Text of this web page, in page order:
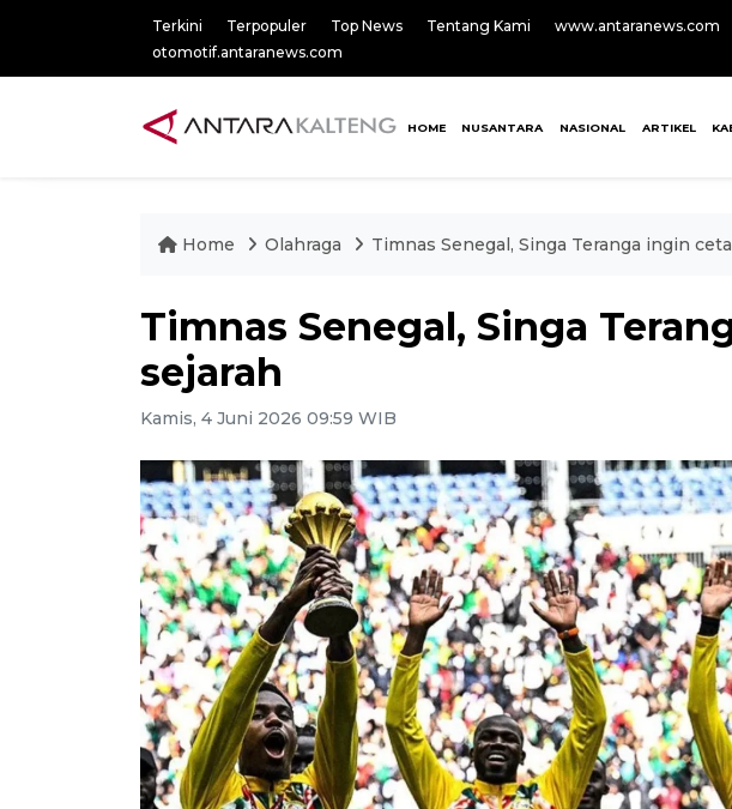
Terkini Terpopuler Top News Tentang Kami www.antaranews.com
otomotif.antaranews.com
HOME NUSANTARA NASIONAL ARTIKEL
Home Olahraga Timnas Senegal, Singa Teranga ingin
Timnas Senegal, Singa
sejarah
Kamis, 4 Juni 2026 09:59 WIB